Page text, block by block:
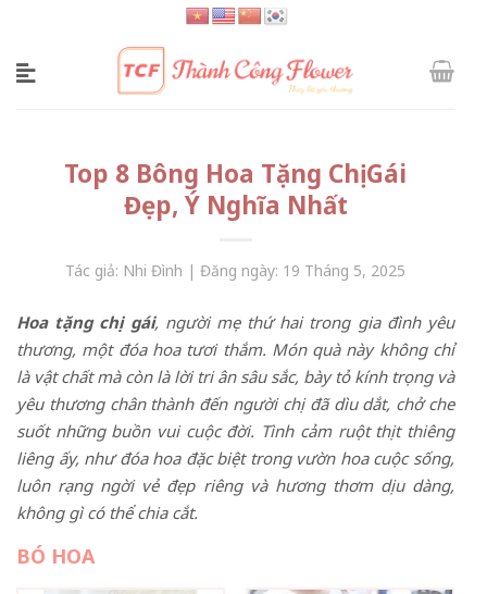
content
Top 8 Bông Hoa Tặng Chị Gái
Đẹp, Ý Nghĩa Nhất
Tác giả: Nhi Đình | Đăng ngày: 19 Tháng 5, 2025
Hoa tặng chị gái, người mẹ thứ hai trong gia đình yêu
thương, một đóa hoa tươi thắm. Món quà này không chỉ
là vật chất mà còn là lời tri ân sâu sắc, bày tỏ kính trọng và
yêu thương chân thành đến người chị đã dìu dắt, chở che
suốt những buồn vui cuộc đời. Tình cảm ruột thịt thiêng
liêng ấy, như đóa hoa đặc biệt trong vườn hoa cuộc sống,
luôn rạng ngời vẻ đẹp riêng và hương thơm dịu dàng,
không gì có thể chia cắt.
BÓ HOA